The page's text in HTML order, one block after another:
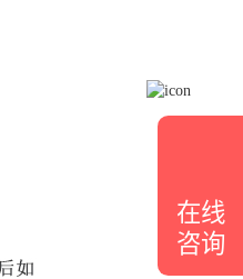
在线
咨询